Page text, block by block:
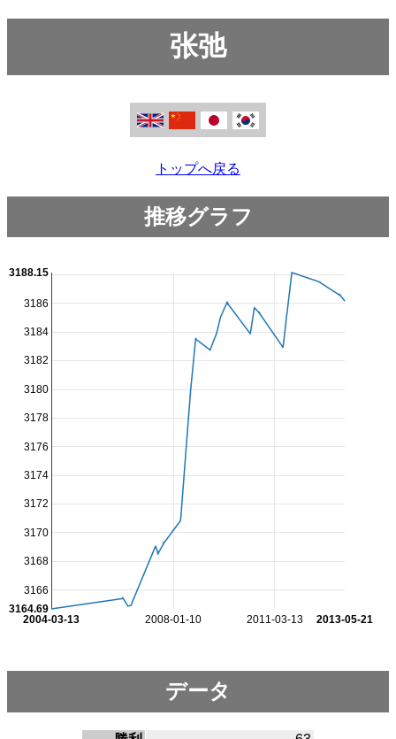
张弛
トップへ戻る
推移グラフ
2008-01-10 2011-03-13
2004-03-13 2013-05-21
3166
3168
3170
3172
3174
3176
3178
3180
3182
3184
3186
3164.69
3188.15
データ